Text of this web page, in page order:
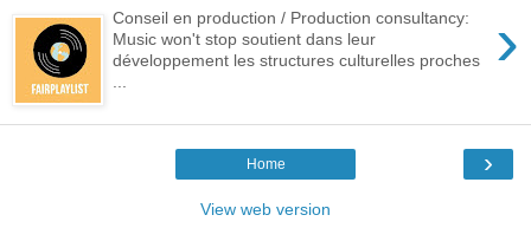
›
Conseil en production / Production consultancy:
Music won't stop soutient dans leur
développement les structures culturelles proches
...
›
Home
View web version